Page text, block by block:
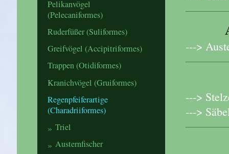
--->
--->
--->
Pelikanvögel
(Pelecaniformes)
Ruderfüßer (Suliformes)
Greifvögel (Accipitriformes)
Trappen (Otidiformes)
Kranichvögel (Gruiformes)
Regenpfeiferartige
(Charadriiformes)
Triel
Austernfischer